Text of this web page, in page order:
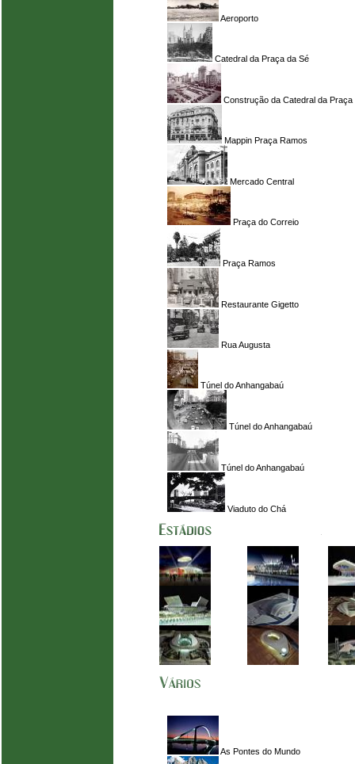
Aeroporto
Catedral da Praça da Sé
Construção da Catedral da Praça
Mappin Praça Ramos
Mercado Central
Praça do Correio
Praça Ramos
Restaurante Gigetto
Rua Augusta
Túnel do Anhangabaú
Túnel do Anhangabaú
Túnel do Anhangabaú
Viaduto do Chá
As Pontes do Mundo